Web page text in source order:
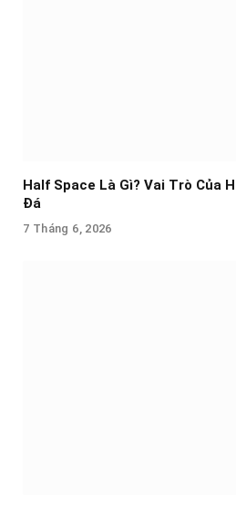
Half Space Là Gì? Vai Trò Của
Đá
7 Tháng 6, 2026